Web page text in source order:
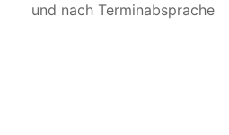
und nach Terminabsprache